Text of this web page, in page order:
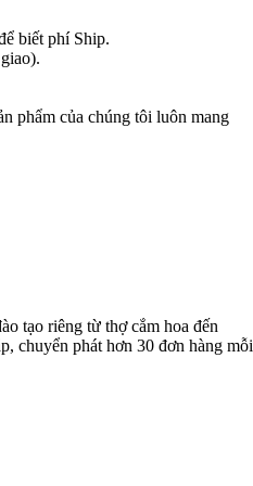
biết phí Ship.
phẩm của chúng tôi luôn mang
tạo riêng từ thợ cắm hoa đến
chuyển phát hơn 30 đơn hàng mỗi